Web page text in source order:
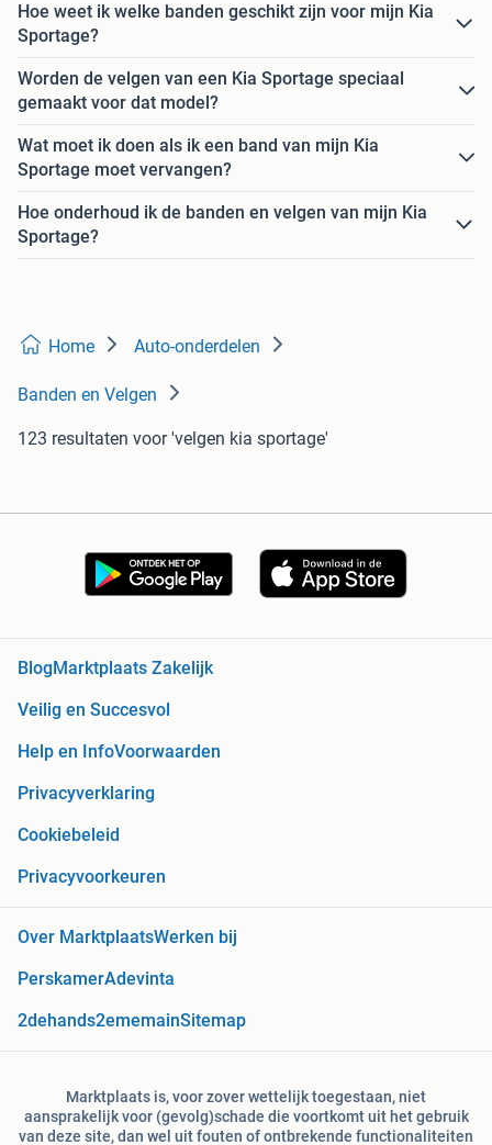
Hoe weet ik welke banden geschikt zijn voor mijn Kia
Sportage?
Worden de velgen van een Kia Sportage speciaal
gemaakt voor dat model?
Wat moet ik doen als ik een band van mijn Kia
Sportage moet vervangen?
Hoe onderhoud ik de banden en velgen van mijn Kia
Sportage?
Home Auto-onderdelen
Banden en Velgen
123 resultaten voor 'velgen kia sportage'
Blog Marktplaats Zakelijk
Veilig en Succesvol
Help en InfoVoorwaarden
Privacyverklaring
Cookiebeleid
Privacyvoorkeuren
Over MarktplaatsWerken bij
PerskamerAdevinta
2dehands2ememainSitemap
Marktplaats is, voor zover wettelijk toegestaan, niet
aansprakelijk voor (gevolg)schade die voortkomt uit het gebruik
van deze site, dan wel uit fouten of ontbrekende functionaliteiten